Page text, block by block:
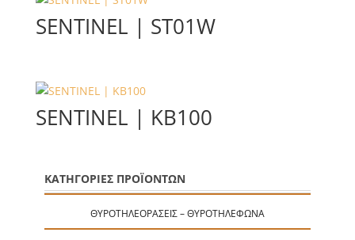
SENTINEL | ST01W
SENTINEL | KB100
ΚΑΤΗΓΟΡΙΕΣ ΠΡΟΪΟΝΤΩΝ
ΘΥΡΟΤΗΛΕΟΡΆΣΕΙΣ – ΘΥΡΟΤΗΛΈΦΩΝΑ